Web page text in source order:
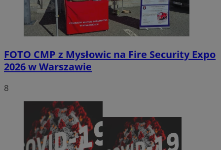
FOTO CMP z Mysłowic na Fire Security Expo
2026 w Warszawie
8